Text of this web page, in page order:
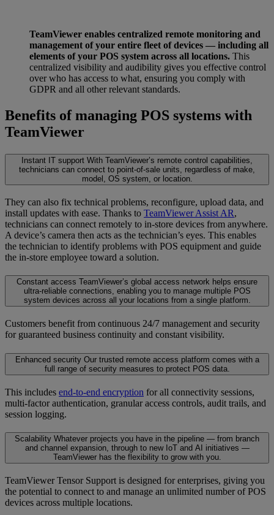
TeamViewer enables centralized remote monitoring and
management of your entire fleet of devices — including all
elements of your POS system across all locations. This
centralized visibility and audibility gives you effective control
over who has access to what, ensuring you comply with
GDPR and all other relevant standards.
Benefits of managing POS systems with
TeamViewer
Instant IT support With TeamViewer’s remote control capabilities,
technicians can connect to point-of-sale units, regardless of make,
model, OS system, or location.
They can also fix technical problems, reconfigure, upload data, and
install updates with ease. Thanks to TeamViewer Assist AR,
technicians can connect remotely to in-store devices from anywhere.
A device’s camera then acts as the technician’s eyes. This enables
the technician to identify problems with POS equipment and guide
the in-store employee toward a solution.
Constant access TeamViewer’s global access network helps ensure
ultra-reliable connections, enabling you to manage multiple POS
system devices across all your locations from a single platform.
Customers benefit from continuous 24/7 management and security
for guaranteed business continuity and constant visibility.
Enhanced security Our trusted remote access platform comes with a
full range of security measures to protect POS data.
This includes end-to-end encryption for all connectivity sessions,
multi-factor authentication, granular access controls, audit trails, and
session logging.
Scalability Whatever projects you have in the pipeline — from branch
and channel expansion, through to new IoT and AI initiatives —
TeamViewer has the flexibility to grow with you.
TeamViewer Tensor Support is designed for enterprises, giving you
the potential to connect to and manage an unlimited number of POS
devices across multiple locations.